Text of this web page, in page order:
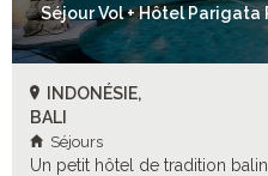
Séjour Vol + Hôtel Parigata
INDONÉSIE,
BALI
Séjours
Un petit hôtel de tradition